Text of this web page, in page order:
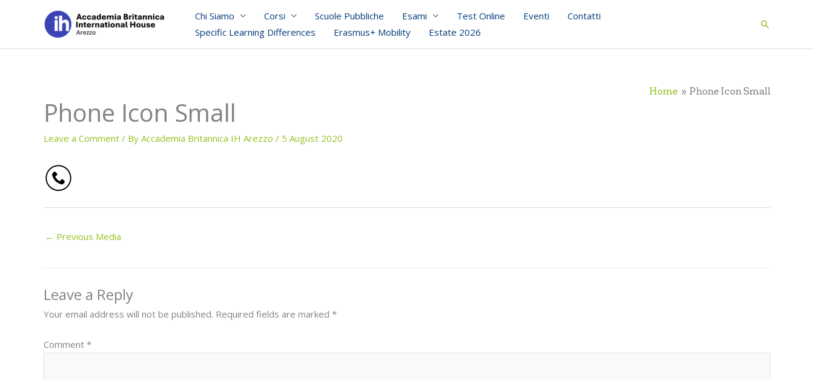
Chi Siamo Corsi Scuole Pubbliche Esami Test Online Eventi
Contatti
Specific Learning Differences
Erasmus+ Mobility Estate 2026 Search
Home Phone Icon Small
Phone Icon Small
Leave a Comment / By Accademia Britannica IH Arezzo / 5 August 2020
← Previous Media
Leave a Reply
Your email address will not be published. Required fields are marked *
Comment *